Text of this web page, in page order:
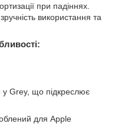
при падіннях.
використання та
у Grey, що підкреслює
для Apple